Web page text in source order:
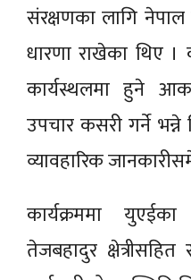
संरक्षणका लागि
धारणा राखेका थिए ।
कार्यस्थलमा हुने
उपचार कसरी गर्ने भन्ने
व्यावहारिक
कार्यक्रममा
तेजबहादुर